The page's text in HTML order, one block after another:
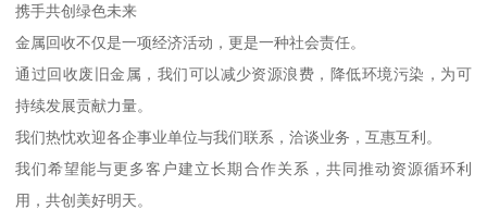
携手共创绿色未来
金属回收不仅是一项经济活动，更是一种社会责任。
通过回收废旧金属，我们可以减少资源浪费，降低环境污染，为可
持续发展贡献力量。
我们热忱欢迎各企事业单位与我们联系，洽谈业务，互惠互利。
我们希望能与更多客户建立长期合作关系，共同推动资源循环利
用，共创美好明天。